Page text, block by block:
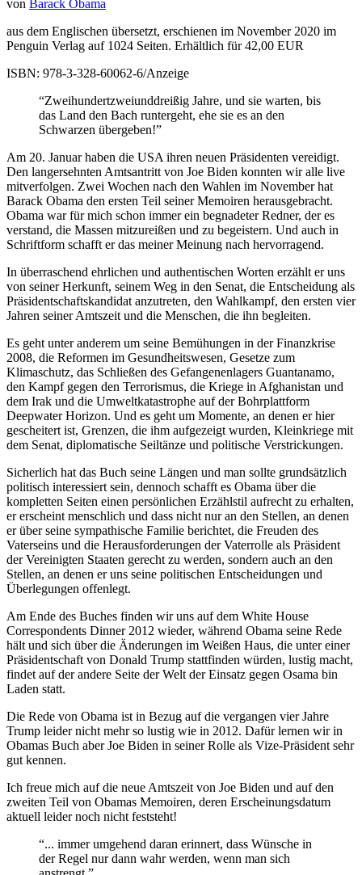
von Barack Obama
aus dem Englischen übersetzt, erschienen im November 2020 im
Penguin Verlag auf 1024 Seiten. Erhältlich für 42,00 EUR
ISBN: 978-3-328-60062-6/Anzeige
“Zweihundertzweiunddreißig Jahre, und sie warten, bis
das Land den Bach runtergeht, ehe sie es an den
Schwarzen übergeben!”
Am 20. Januar haben die USA ihren neuen Präsidenten vereidigt.
Den langersehnten Amtsantritt von Joe Biden konnten wir alle live
mitverfolgen. Zwei Wochen nach den Wahlen im November hat
Barack Obama den ersten Teil seiner Memoiren herausgebracht.
Obama war für mich schon immer ein begnadeter Redner, der es
verstand, die Massen mitzureißen und zu begeistern. Und auch in
Schriftform schafft er das meiner Meinung nach hervorragend.
In überraschend ehrlichen und authentischen Worten erzählt er uns
von seiner Herkunft, seinem Weg in den Senat, die Entscheidung als
Präsidentschaftskandidat anzutreten, den Wahlkampf, den ersten vier
Jahren seiner Amtszeit und die Menschen, die ihn begleiten.
Es geht unter anderem um seine Bemühungen in der Finanzkrise
2008, die Reformen im Gesundheitswesen, Gesetze zum
Klimaschutz, das Schließen des Gefangenenlagers Guantanamo,
den Kampf gegen den Terrorismus, die Kriege in Afghanistan und
dem Irak und die Umweltkatastrophe auf der Bohrplattform
Deepwater Horizon. Und es geht um Momente, an denen er hier
gescheitert ist, Grenzen, die ihm aufgezeigt wurden, Kleinkriege mit
dem Senat, diplomatische Seiltänze und politische Verstrickungen.
Sicherlich hat das Buch seine Längen und man sollte grundsätzlich
politisch interessiert sein, dennoch schafft es Obama über die
kompletten Seiten einen persönlichen Erzählstil aufrecht zu erhalten,
er erscheint menschlich und dass nicht nur an den Stellen, an denen
er über seine sympathische Familie berichtet, die Freuden des
Vaterseins und die Herausforderungen der Vaterrolle als Präsident
der Vereinigten Staaten gerecht zu werden, sondern auch an den
Stellen, an denen er uns seine politischen Entscheidungen und
Überlegungen offenlegt.
Am Ende des Buches finden wir uns auf dem White House
Correspondents Dinner 2012 wieder, während Obama seine Rede
hält und sich über die Änderungen im Weißen Haus, die unter einer
Präsidentschaft von Donald Trump stattfinden würden, lustig macht,
findet auf der andere Seite der Welt der Einsatz gegen Osama bin
Laden statt.
Die Rede von Obama ist in Bezug auf die vergangen vier Jahre
Trump leider nicht mehr so lustig wie in 2012. Dafür lernen wir in
Obamas Buch aber Joe Biden in seiner Rolle als Vize-Präsident sehr
gut kennen.
Ich freue mich auf die neue Amtszeit von Joe Biden und auf den
zweiten Teil von Obamas Memoiren, deren Erscheinungsdatum
aktuell leider noch nicht feststeht!
“... immer umgehend daran erinnert, dass Wünsche in
der Regel nur dann wahr werden, wenn man sich